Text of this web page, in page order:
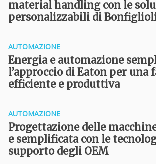
material handling con le
personalizzabili di
AUTOMAZIONE
Energia e automazione
l’approccio di Eaton per una
efficiente e produttiva
AUTOMAZIONE
Progettazione delle
e semplificata con le
supporto degli OEM